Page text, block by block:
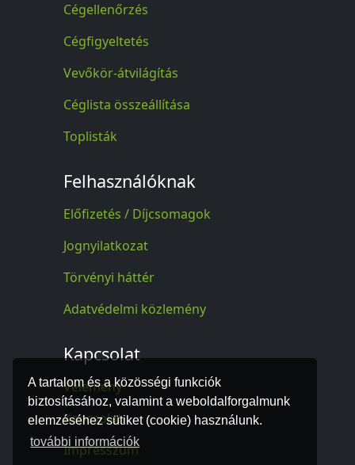
A tartalom és a közösségi funkciók
biztosításához, valamint a weboldalforgalmunk
elemzéséhez sütiket (cookie) használunk.
további információk
Cégellenőrzés
Cégfigyeltetés
Vevőkör-átvilágítás
Céglista összeállítása
Toplisták
Felhasználóknak
Előfizetés / Díjcsomagok
Jognyilatkozat
Törvényi háttér
Adatvédelmi közlemény
Kapcsolat
Vélemény
Kapcsolat
Impresszum